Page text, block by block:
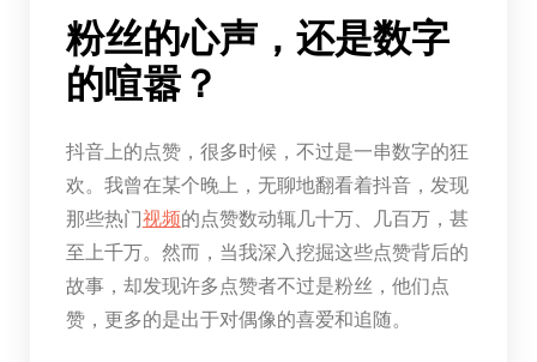
粉丝的心声，还是数字
的喧嚣？
抖音上的点赞，很多时候，不过是一串数字的狂
欢。我曾在某个晚上，无聊地翻看着抖音，发现
那些热门视频的点赞数动辄几十万、几百万，甚
至上千万。然而，当我深入挖掘这些点赞背后的
故事，却发现许多点赞者不过是粉丝，他们点
赞，更多的是出于对偶像的喜爱和追随。